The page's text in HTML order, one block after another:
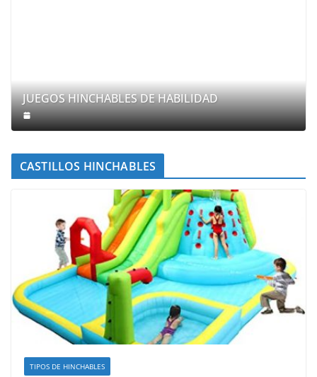
JUEGOS HINCHABLES DE HABILIDAD
CASTILLOS HINCHABLES
TIPOS DE HINCHABLES